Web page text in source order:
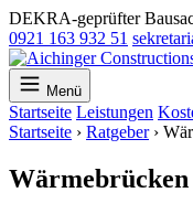
DEKRA-geprüfter
0921 163 932 51
Menü
Startseite Leistungen
Startseite › Ratgeber ›
Wärmebrücken